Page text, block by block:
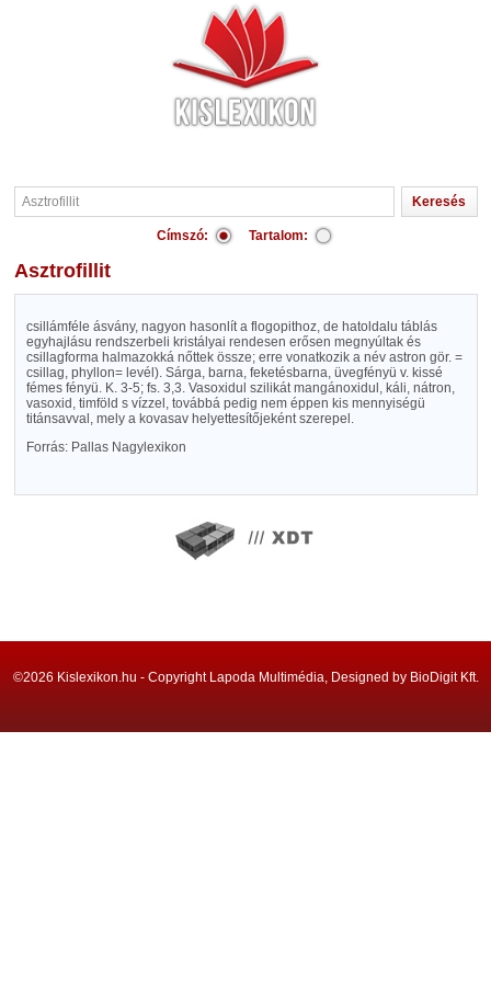
Címszó: Tartalom:
Asztrofillit
csillámféle ásvány, nagyon hasonlít a flogopithoz, de hatoldalu táblás
egyhajlásu rendszerbeli kristályai rendesen erősen megnyúltak és
csillagforma halmazokká nőttek össze; erre vonatkozik a név astron gör. =
csillag, phyllon= levél). Sárga, barna, feketésbarna, üvegfényü v. kissé
fémes fényü. K. 3-5; fs. 3,3. Vasoxidul szilikát mangánoxidul, káli, nátron,
vasoxid, timföld s vízzel, továbbá pedig nem éppen kis mennyiségü
titánsavval, mely a kovasav helyettesítőjeként szerepel.
Forrás: Pallas Nagylexikon
©2026 Kislexikon.hu - Copyright Lapoda Multimédia, Designed by BioDigit Kft.